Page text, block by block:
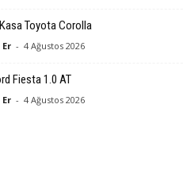
Toyota Corolla
- 4 Ağustos 2026
Fiesta 1.0 AT
- 4 Ağustos 2026